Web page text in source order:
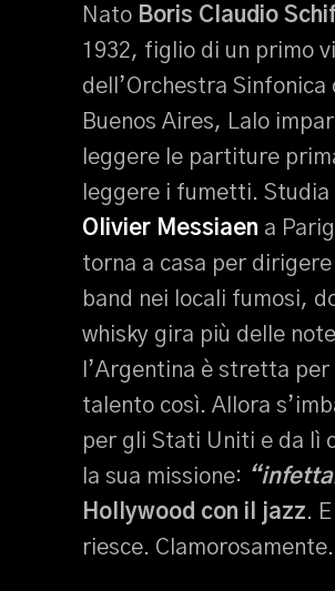
Nato Boris Claudio
1932, figlio di un primo
dell’Orchestra Sinfonica
Buenos Aires, Lalo
leggere le partiture
leggere i fumetti. Studia
Olivier Messiaen a
torna a casa per dirigere
band nei locali fumosi,
whisky gira più delle
l’Argentina è stretta per
talento così. Allora
per gli Stati Uniti e da lì
la sua missione:
Hollywood con il jazz.
riesce. Clamorosamente.